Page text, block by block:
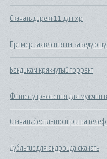
Скачать директ 11 для хр
Пример заявления на
Бандикам крякнутый торрент
Фитнес упражнения для мужчин
Скачать бесплатно игры на
Дубльгис для андроида скачать